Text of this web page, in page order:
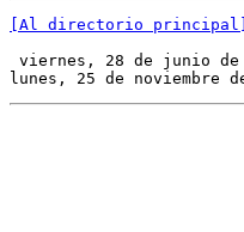
[Al directorio principal]
viernes, 28 de junio
lunes, 25 de